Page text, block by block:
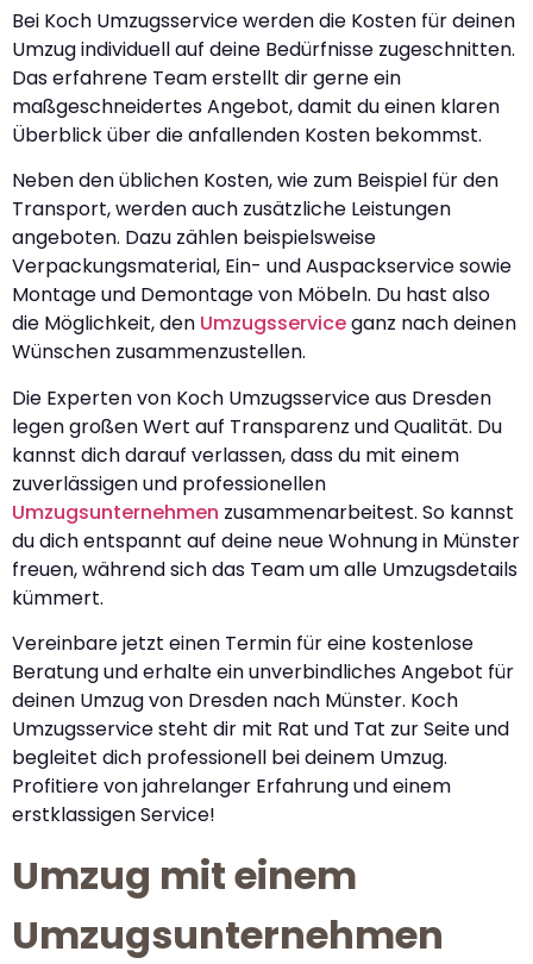
Bei Koch Umzugsservice werden die Kosten für deinen
Umzug individuell auf deine Bedürfnisse zugeschnitten.
Das erfahrene Team erstellt dir gerne ein
maßgeschneidertes Angebot, damit du einen klaren
Überblick über die anfallenden Kosten bekommst.
Neben den üblichen Kosten, wie zum Beispiel für den
Transport, werden auch zusätzliche Leistungen
angeboten. Dazu zählen beispielsweise
Verpackungsmaterial, Ein- und Auspackservice sowie
Montage und Demontage von Möbeln. Du hast also
die Möglichkeit, den Umzugsserviceganz nach deinen
Wünschen zusammenzustellen.
Die Experten von Koch Umzugsservice aus Dresden
legen großen Wert auf Transparenz und Qualität. Du
kannst dich darauf verlassen, dass du mit einem
zuverlässigen und professionellen
Umzugsunternehmen zusammenarbeitest. So kannst
du dich entspannt auf deine neue Wohnung in Münster
freuen, während sich das Team um alle Umzugsdetails
kümmert.
Vereinbare jetzt einen Termin für eine kostenlose
Beratung und erhalte ein unverbindliches Angebot für
deinen Umzug von Dresden nach Münster. Koch
Umzugsservice steht dir mit Rat und Tat zur Seite und
begleitet dich professionell bei deinem Umzug.
Profitiere von jahrelanger Erfahrung und einem
erstklassigen Service!
Umzug mit einem
Umzugsunternehmen